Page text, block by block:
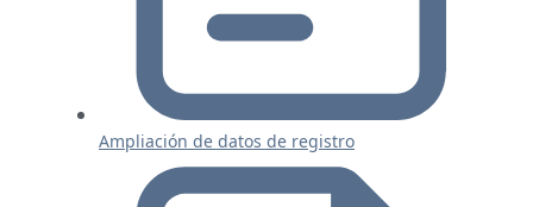
Ampliación de datos de registro